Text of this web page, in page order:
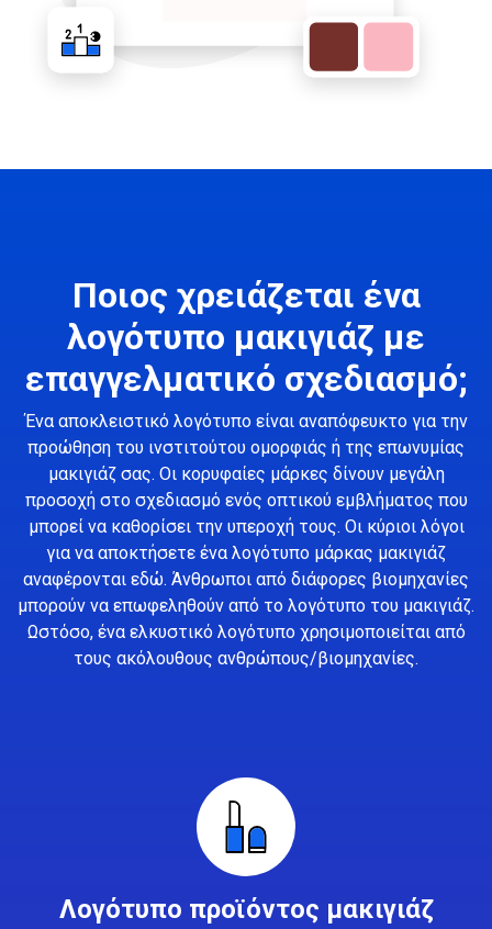
Ποιος χρειάζεται ένα
λογότυπο μακιγιάζ με
επαγγελματικό σχεδιασμό;
Ένα αποκλειστικό λογότυπο είναι αναπόφευκτο για την
προώθηση του ινστιτούτου ομορφιάς ή της επωνυμίας
μακιγιάζ σας. Οι κορυφαίες μάρκες δίνουν μεγάλη
προσοχή στο σχεδιασμό ενός οπτικού εμβλήματος που
μπορεί να καθορίσει την υπεροχή τους. Οι κύριοι λόγοι
για να αποκτήσετε ένα λογότυπο μάρκας μακιγιάζ
αναφέρονται εδώ. Άνθρωποι από διάφορες βιομηχανίες
μπορούν να επωφεληθούν από το λογότυπο του μακιγιάζ.
Ωστόσο, ένα ελκυστικό λογότυπο χρησιμοποιείται από
τους ακόλουθους ανθρώπους/βιομηχανίες.
Λογότυπο προϊόντος μακιγιάζ